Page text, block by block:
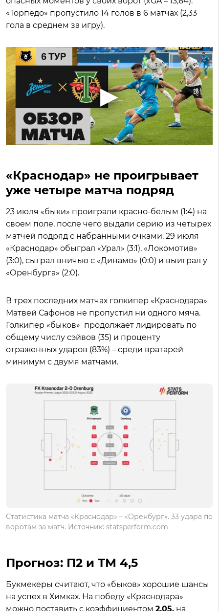
«Торпедо» пропустило 14 голов в 6 матчах (2,33
гола в среднем за игру).
«Краснодар» не проигрывает
уже четыре матча подряд
23 июля «быки» проиграли красно-белым (1:4) на
своем поле, после чего выдали серию из четырех
матчей подряд с набранными очками. 29 июля
«Краснодар» обыграл «Урал» (3:1), «Локомотив»
(3:0), сыграл вничью с «Динамо» (0:0) и выиграл у
«Оренбурга» (2:0).
В трех последних матчах голкипер «Краснодара»
Матвей Сафонов не пропустил ни одного мяча.
Голкипер «быков» продолжает лидировать по
общему числу сэйвов (35) и проценту
отраженных ударов (83%) – среди вратарей
минимум с двумя матчами.
Статистика матча «Краснодар» – «Оренбург». 33 удара по
воротам за матч. Источник: statsperform.com
Прогноз: П2 и ТМ 4,5
Букмекеры считают, что «быков» хорошие шансы
на успех в Химках. На победу «Краснодара»
можно поставить с коэффициентом 2.05, на